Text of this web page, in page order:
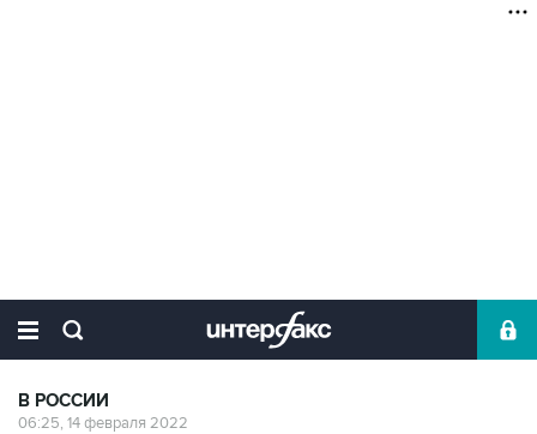
В РОССИИ
06:25, 14 февраля 2022